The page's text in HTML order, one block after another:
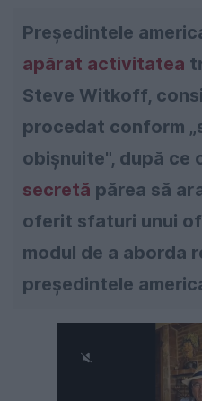
Președintele
apărat activitatea
Steve Witkoff,
procedat conform
obișnuite", după ce
secretă părea să
oferit sfaturi unui
modul de a aborda
președintele